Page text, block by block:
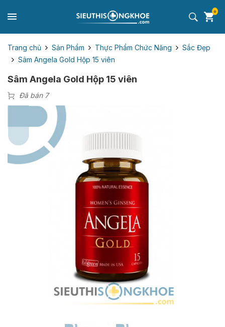
0
Trang chủ Sản Phẩm Thực Phẩm Chức Năng
Sắc Đẹp
Sâm Angela Gold Hộp 15 viên
Sâm Angela Gold Hộp 15 viên
Đã bán 7